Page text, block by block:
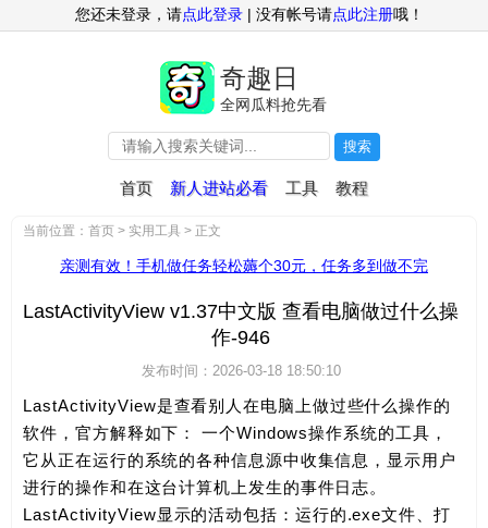
奇趣日
全网瓜料抢先看
搜索
首页 新人进站必看 工具 教程
您还未登录，请点此登录 | 没有帐号请点此注册哦！
当前位置：首页 > 实用工具 > 正文
亲测有效！手机做任务轻松薅个30元，任务多到做不完
LastActivityView v1.37中文版 查看电脑做过什么操
作-946
发布时间：2026-03-18 18:50:10
LastActivityView是查看别人在电脑上做过些什么操作的
软件，官方解释如下： 一个Windows操作系统的工具，
它从正在运行的系统的各种信息源中收集信息，显示用户
进行的操作和在这台计算机上发生的事件日志。
LastActivityView显示的活动包括：运行的.exe文件、打